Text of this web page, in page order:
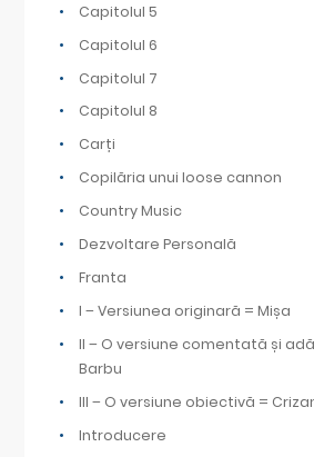
Capitolul 5
Capitolul 6
Capitolul 7
Capitolul 8
Carți
Copilăria unui loose cannon
Country Music
Dezvoltare Personală
Franta
I – Versiunea originară = Mișa
II – O versiune comentată și
Barbu
III – O versiune obiectivă =
Introducere